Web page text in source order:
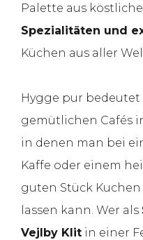
Palette aus
Spezialitäten und
Küchen aus aller
Hygge pur bedeutet
gemütlichen Cafés
in denen man bei
Kaffe oder einem
guten Stück
lassen kann. Wer als
Vejlby Klit in einer